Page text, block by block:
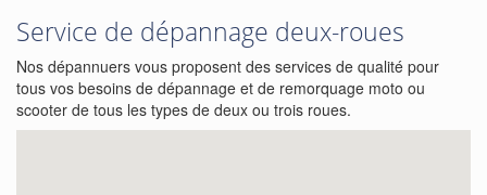
Service de dépannage deux-roues
Nos dépannuers vous proposent des services de qualité pour
tous vos besoins de dépannage et de remorquage moto ou
scooter de tous les types de deux ou trois roues.